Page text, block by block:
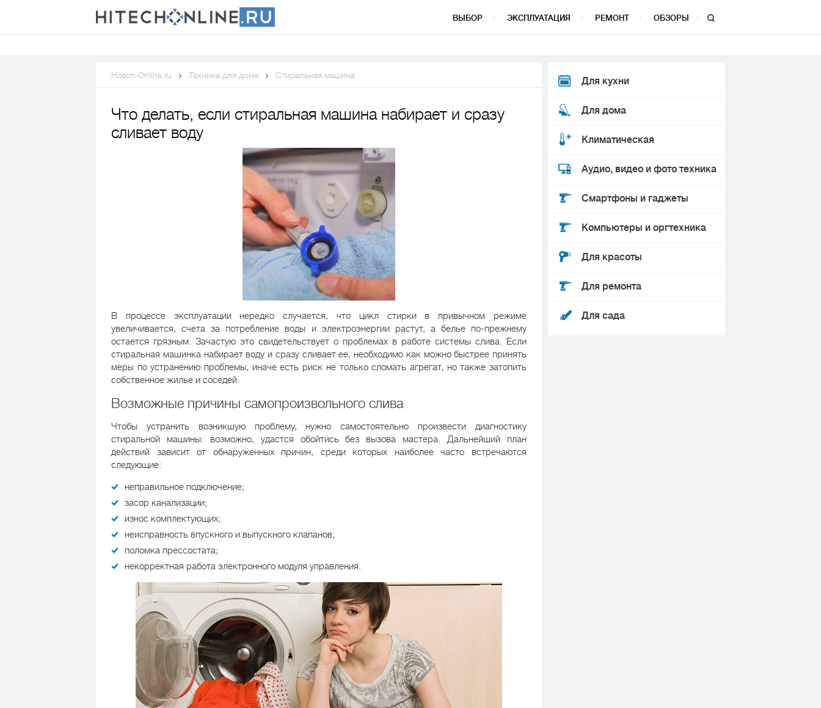
ВЫБОР ЭКСПЛУАТАЦИЯ РЕМОНТ ОБЗОРЫ
Hitech-Online.ru Техника для дома Стиральная машина
Что делать, если стиральная машина набирает и сразу
сливает воду
В процессе эксплуатации нередко случается, что цикл стирки в привычном режиме
увеличивается, счета за потребление воды и электроэнергии растут, а белье по-прежнему
остается грязным. Зачастую это свидетельствует о проблемах в работе системы слива. Если
стиральная машинка набирает воду и сразу сливает ее, необходимо как можно быстрее принять
меры по устранению проблемы, иначе есть риск не только сломать агрегат, но также затопить
собственное жилье и соседей.
Возможные причины самопроизвольного слива
Чтобы устранить возникшую проблему, нужно самостоятельно произвести диагностику
стиральной машины: возможно, удастся обойтись без вызова мастера. Дальнейший план
действий зависит от обнаруженных причин, среди которых наиболее часто встречаются
следующие:
неправильное подключение;
засор канализации;
износ комплектующих;
неисправность впускного и выпускного клапанов;
поломка прессостата;
некорректная работа электронного модуля управления.
Для кухни
Для дома
Климатическая
Аудио, видео и фото техника
Смартфоны и гаджеты
Компьютеры и оргтехника
Для красоты
Для ремонта
Для сада